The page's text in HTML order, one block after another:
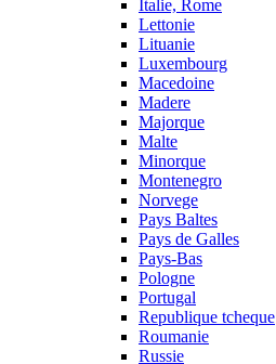
Italie, Rome
Lettonie
Lituanie
Luxembourg
Macedoine
Madere
Majorque
Malte
Minorque
Montenegro
Norvege
Pays Baltes
Pays de Galles
Pays-Bas
Pologne
Portugal
Republique tcheque
Roumanie
Russie